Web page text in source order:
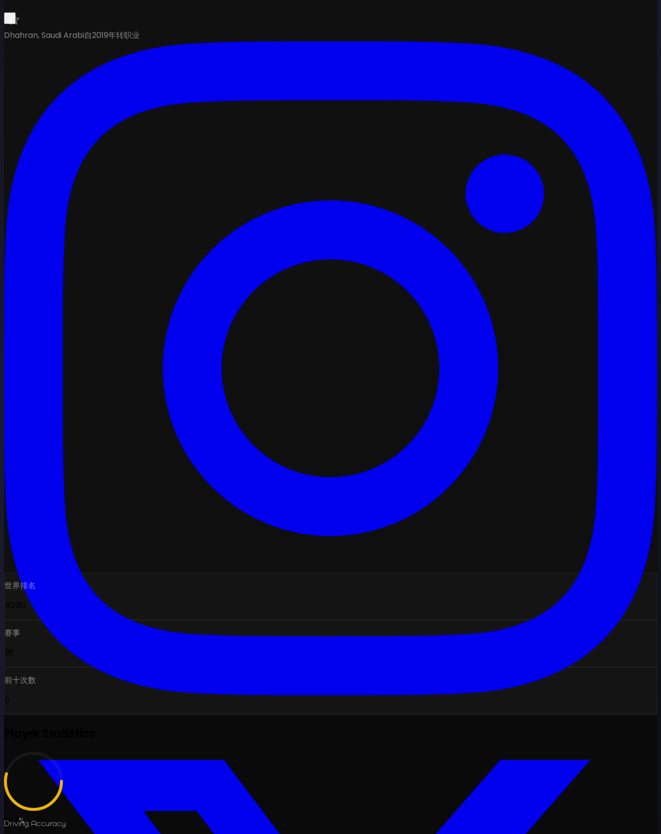
Dhahran, Saudi Arabi自2019年转职业
世界排名
赛事
前十次数
54.3%
Driving Accuracy